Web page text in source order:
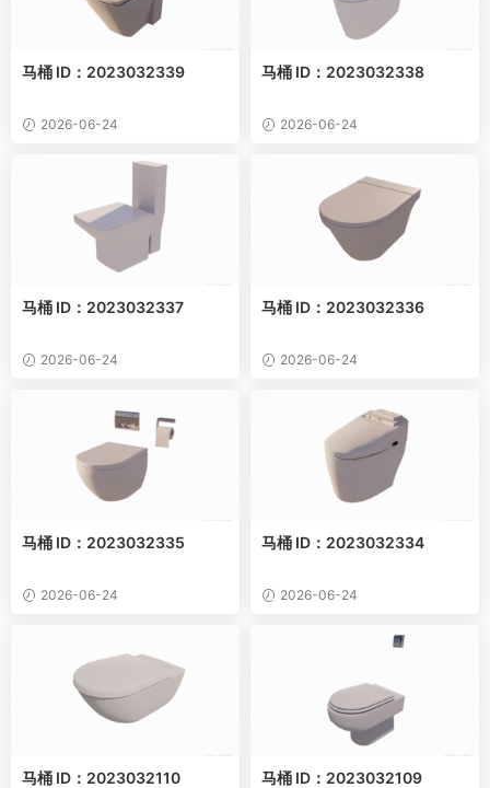
马桶 ID：2023032339
2026-06-24
马桶 ID：2023032338
2026-06-24
马桶 ID：2023032337
2026-06-24
马桶 ID：2023032336
2026-06-24
马桶 ID：2023032335
2026-06-24
马桶 ID：2023032334
2026-06-24
马桶 ID：2023032110 马桶 ID：2023032109